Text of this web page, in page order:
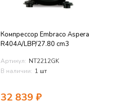
Компрессор Embraco Aspera
R404A/LBP/27.80 cm3
Артикул: NT2212GK
В наличии: 1 шт
32 839 ₽